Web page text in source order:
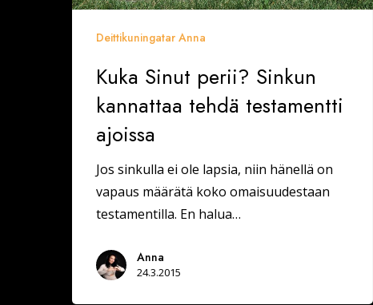
Deittikuningatar Anna
Kuka Sinut perii? Sinkun
kannattaa tehdä testamentti
ajoissa
Jos sinkulla ei ole lapsia, niin hänellä on
vapaus määrätä koko omaisuudestaan
testamentilla. En halua…
Anna
24.3.2015